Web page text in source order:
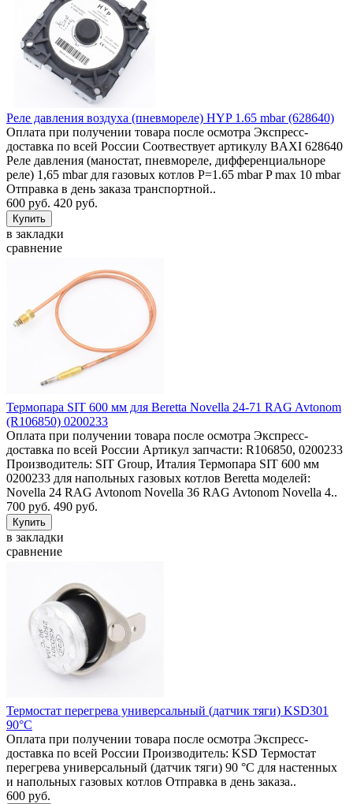
Реле давления воздуха (пневмореле) HYP 1.65 mbar (628640)
Оплата при получении товара после осмотра Экспресс-
доставка по всей России Соотвествует артикулу BAXI 628640
Реле давления (маностат, пневмореле, дифференциальноре
реле) 1,65 mbar для газовых котлов P=1.65 mbar P max 10 mbar
Отправка в день заказа транспортной..
600 руб. 420 руб.
в закладки
сравнение
Термопара SIT 600 мм для Beretta Novella 24-71 RAG Avtonom
(R106850) 0200233
Оплата при получении товара после осмотра Экспресс-
доставка по всей России Артикул запчасти: R106850, 0200233
Производитель: SIT Group, Италия Термопара SIT 600 мм
0200233 для напольных газовых котлов Beretta моделей:
Novella 24 RAG Avtonom Novella 36 RAG Avtonom Novella 4..
700 руб. 490 руб.
в закладки
сравнение
Термостат перегрева универсальный (датчик тяги) KSD301
90°C
Оплата при получении товара после осмотра Экспресс-
доставка по всей России Производитель: KSD Термостат
перегрева универсальный (датчик тяги) 90 °C для настенных
и напольных газовых котлов Отправка в день заказа..
600 руб.